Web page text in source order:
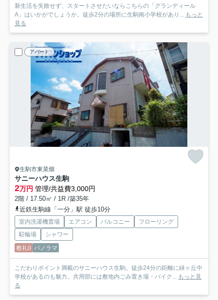
新生活を失敗せず、スタートさせたいならこちらの「グランディール
A」はいかがでしょうか。徒歩2分の場所に生駒南小学校があり...
もっと
見る
アパート
生駒市東菜畑
サニーハウス生駒
2万円 管理/共益費3,000円
2階 / 17.50㎡ / 1R /築35年
近鉄生駒線「一分」駅 徒歩10分
室内洗濯機置場 エアコン バルコニー
フローリング
駐輪場
シャワー
敷礼0 パノラマ
こだわりポイント満載のサニーハウス生駒。徒歩24分の距離に緑ヶ丘中
学校があるのも魅力。共用部には敷地内ごみ置き場・バイク...
もっと見
る